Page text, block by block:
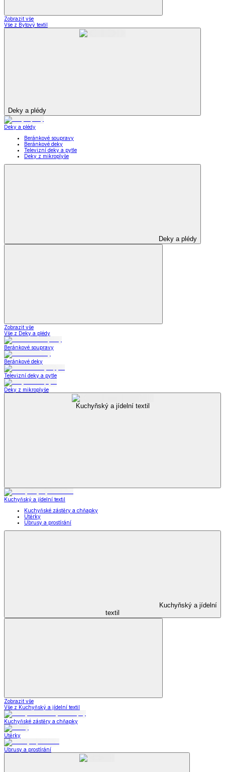
Zobrazit vše
Vše z Bytový textil
Deky a plédy
Deky a plédy
Beránkové soupravy
Beránkové deky
Televizní deky a pytle
Deky z mikroplyše
Deky a plédy
Zobrazit vše
Vše z Deky a plédy
Beránkové soupravy
Beránkové deky
Televizní deky a pytle
Deky z mikroplyše
Kuchyňský a jídelní textil
Kuchyňský a jídelní textil
Kuchyňské zástěry a chňapky
Utěrky
Ubrusy a prostírání
Kuchyňský a jídelní
textil
Zobrazit vše
Vše z Kuchyňský a jídelní textil
Kuchyňské zástěry a chňapky
Utěrky
Ubrusy a prostírání